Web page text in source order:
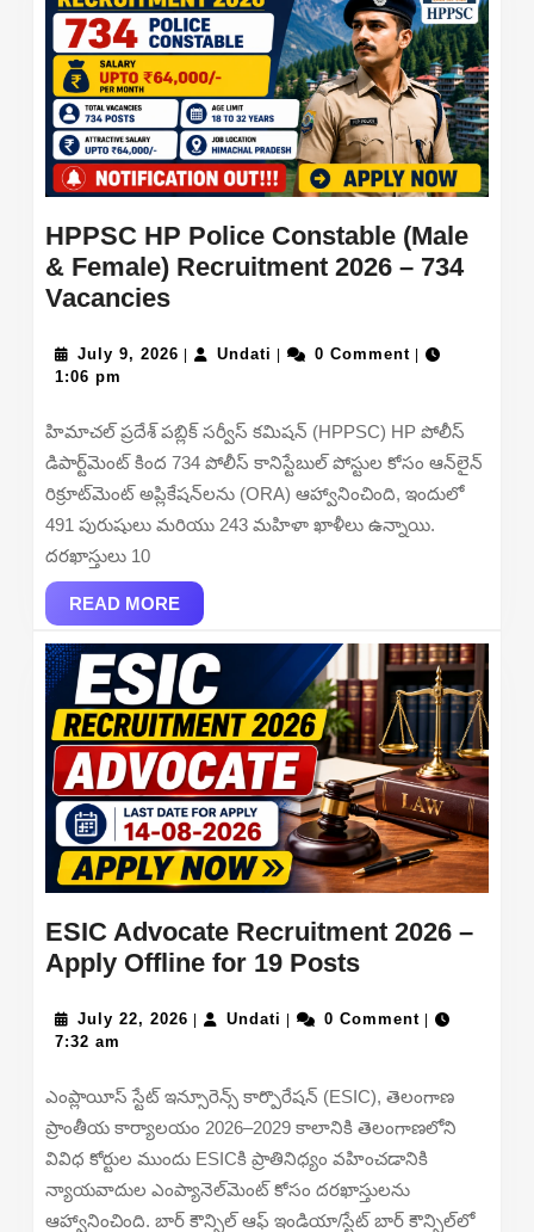
HPPSC HP Police Constable (Male
& Female) Recruitment 2026 – 734
VacanciesHPPSC
Police
(Male
&
Female)
Recruitment
–
734
Vacancies
July 9, 2026 July
| Undati Undati
| 0 Comment |
1:06 pm
హిమాచల్ ప్రదేశ్ పబ్లిక్ సర్వీస్ కమిషన్ (HPPSC) HP పోలీస్
డిపార్ట్‌మెంట్ కింద 734 పోలీస్ కానిస్టేబుల్ పోస్టుల కోసం ఆన్‌లైన్
రిక్రూట్‌మెంట్ అప్లికేషన్‌లను (ORA) ఆహ్వానించింది, ఇందులో
491 పురుషులు మరియు 243 మహిళా ఖాళీలు ఉన్నాయి.
దరఖాస్తులు 10
READ MOREREAD
MORE
ESIC Advocate Recruitment 2026 –
Apply Offline for 19 PostsESIC
Recruitment
–
Apply
Offline
for
19
July 22, 2026 July
| Undati Undati
| 0 Comment |
7:32 am
ఎంప్లాయీస్ స్టేట్ ఇన్సూరెన్స్ కార్పొరేషన్ (ESIC), తెలంగాణ
ప్రాంతీయ కార్యాలయం 2026–2029 కాలానికి తెలంగాణలోని
వివిధ కోర్టుల ముందు ESICకి ప్రాతినిధ్యం వహించడానికి
న్యాయవాదుల ఎంప్యానెల్‌మెంట్ కోసం దరఖాస్తులను
ఆహ్వానించింది. బార్ కౌన్సిల్ ఆఫ్ ఇండియా/స్టేట్ బార్ కౌన్సిల్‌లో